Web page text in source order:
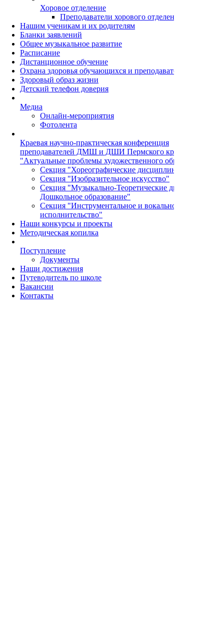
Хоровое отделение
Преподаватели хорового отделения
Нашим ученикам и их родителям
Бланки заявлений
Общее музыкальное развитие
Расписание
Дистанционное обучение
Охрана здоровья обучающихся и преподавателей
Здоровый образ жизни
Детский телефон доверия
Медиа
Онлайн-мероприятия
Фотолента
Краевая научно-практическая конференция
преподавателей ДМШ и ДШИ Пермского края
"Актуальные проблемы художественного образования"
Секция "Хореографические дисциплины"
Секция "Изобразительное искусство"
Секция "Музыкально-Теоретические дисциплины и
Дошкольное образование"
Секция "Инструментальное и вокальное
исполнительство"
Наши конкурсы и проекты
Методическая копилка
Поступление
Документы
Наши достижения
Путеводитель по школе
Вакансии
Контакты